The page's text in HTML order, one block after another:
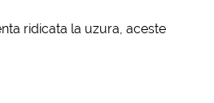
ridicata la uzura, aceste